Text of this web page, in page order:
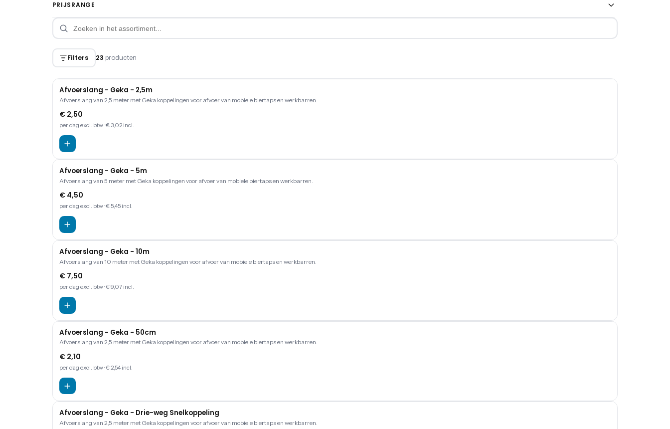
PRIJSRANGE
Filters 23 producten
Afvoerslang - Geka - 2,5m
Afvoerslang van 2,5 meter met Geka koppelingen voor afvoer van mobiele biertaps en werkbarren.
€ 2,50
per dag excl. btw· € 3,02 incl.
Afvoerslang - Geka - 5m
Afvoerslang van 5 meter met Geka koppelingen voor afvoer van mobiele biertaps en werkbarren.
€ 4,50
per dag excl. btw· € 5,45 incl.
Afvoerslang - Geka - 10m
Afvoerslang van 10 meter met Geka koppelingen voor afvoer van mobiele biertaps en werkbarren.
€ 7,50
per dag excl. btw· € 9,07 incl.
Afvoerslang - Geka - 50cm
Afvoerslang van 2,5 meter met Geka koppelingen voor afvoer van mobiele biertaps en werkbarren.
€ 2,10
per dag excl. btw· € 2,54 incl.
Afvoerslang - Geka - Drie-weg Snelkoppeling
Afvoerslang van 2,5 meter met Geka koppelingen voor afvoer van mobiele biertaps en werkbarren.